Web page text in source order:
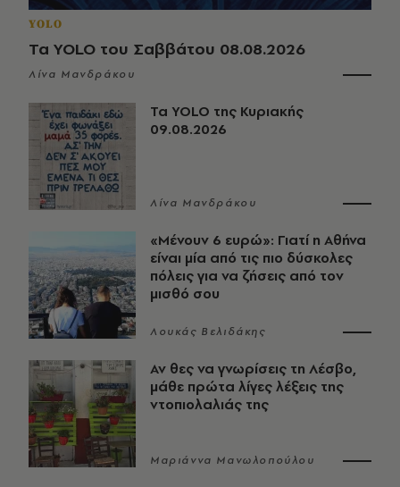
YOLO
Τα YOLO του Σαββάτου 08.08.2026
Λίνα Μανδράκου
Τα YOLO της Κυριακής
09.08.2026
Λίνα Μανδράκου
«Μένουν 6 ευρώ»: Γιατί η Αθήνα
είναι μία από τις πιο δύσκολες
πόλεις για να ζήσεις από τον
μισθό σου
Λουκάς Βελιδάκης
Αν θες να γνωρίσεις τη Λέσβο,
μάθε πρώτα λίγες λέξεις της
ντοπιολαλιάς της
Μαριάννα Μανωλοπούλου